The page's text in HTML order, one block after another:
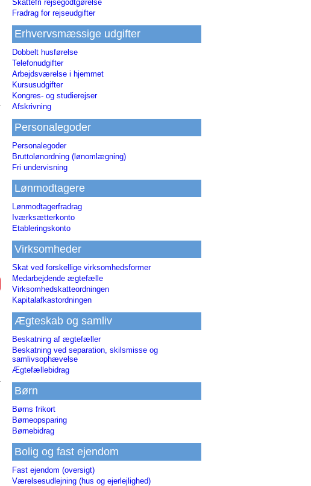
Skattefri rejsegodtgørelse
Fradrag for rejseudgifter
Erhvervsmæssige udgifter
Dobbelt husførelse
Telefonudgifter
Arbejdsværelse i hjemmet
Kursusudgifter
Kongres- og studierejser
Afskrivning
Personalegoder
Personalegoder
Bruttolønordning (lønomlægning)
Fri undervisning
Lønmodtagere
Lønmodtagerfradrag
Iværksætterkonto
Etableringskonto
Virksomheder
Skat ved forskellige virksomhedsformer
Medarbejdende ægtefælle
Virksomhedskatteordningen
Kapitalafkastordningen
Ægteskab og samliv
Beskatning af ægtefæller
Beskatning ved separation, skilsmisse og
samlivsophævelse
Ægtefællebidrag
Børn
Børns frikort
Børneopsparing
Børnebidrag
Bolig og fast ejendom
Fast ejendom (oversigt)
Værelsesudlejning (hus og ejerlejlighed)